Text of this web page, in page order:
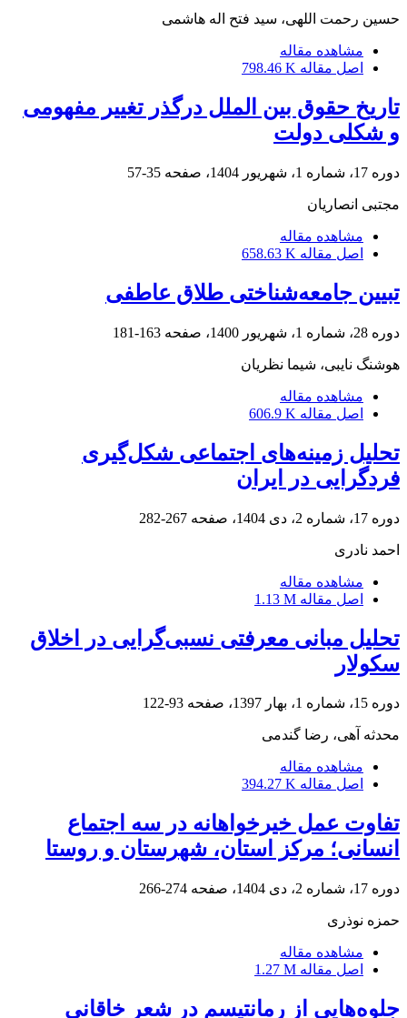
حسین رحمت اللهی، سید فتح اله هاشمی
مشاهده مقاله
اصل مقاله 798.46 K
تاریخ حقوق بین الملل درگذر تغییر مفهومی
و شکلی دولت
دوره 17، شماره 1، شهریور 1404، صفحه 35-57
مجتبی انصاریان
مشاهده مقاله
اصل مقاله 658.63 K
تبیین جامعه‌شناختی طلاق عاطفی
دوره 28، شماره 1، شهریور 1400، صفحه 163-181
هوشنگ نایبی، شیما نظریان
مشاهده مقاله
اصل مقاله 606.9 K
تحلیل زمینه‌های اجتماعی شکل‌گیری
فردگرایی در ایران
دوره 17، شماره 2، دی 1404، صفحه 267-282
احمد نادری
مشاهده مقاله
اصل مقاله 1.13 M
تحلیل مبانی معرفتی نسبی‌گرایی در اخلاق
سکولار
دوره 15، شماره 1، بهار 1397، صفحه 93-122
محدثه آهی، رضا گندمی
مشاهده مقاله
اصل مقاله 394.27 K
تفاوت عمل خیرخواهانه در سه اجتماع
انسانی؛ مرکز استان، شهرستان و روستا
دوره 17، شماره 2، دی 1404، صفحه 274-266
حمزه نوذری
مشاهده مقاله
اصل مقاله 1.27 M
جلوه‌هایی از رمانتیسم در شعر خاقانی